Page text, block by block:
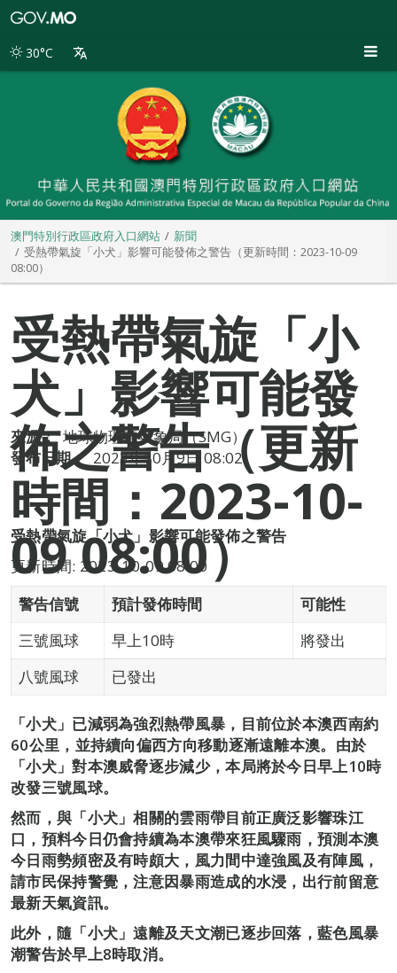
別
30°C
澳門特別行政區政府入口網站
新聞
受熱帶氣旋「小犬」影響可能發佈之警告（更新時間：2023-10-09
08:00）
受熱帶氣旋「小
犬」影響可能發
佈之警告（更新
時間：2023-10-
09 08:00）
來源： 地球物理暨氣象局（SMG）
發布日期： 2023年10月9日 08:02
受熱帶氣旋「小犬」影響可能發佈之警告
更新時間: 2023-10-09 08:00
警告信號
預計發佈時間
可能性
三號風球
早上10時
將發出
八號風球
已發出
「小犬」已減弱為強烈熱帶風暴，目前位於本澳西南約
60公里，並持續向偏西方向移動逐漸遠離本澳。由於
「小犬」對本澳威脅逐步減少，本局將於今日早上10時
改發三號風球。
然而，與「小犬」相關的雲雨帶目前正廣泛影響珠江
口，預料今日仍會持續為本澳帶來狂風驟雨，預測本澳
今日雨勢頻密及有時頗大，風力間中達強風及有陣風，
請市民保持警覺，注意因暴雨造成的水浸，出行前留意
最新天氣資訊。
此外，隨「小犬」遠離及天文潮已逐步回落，藍色風暴
潮警告於早上8時取消。